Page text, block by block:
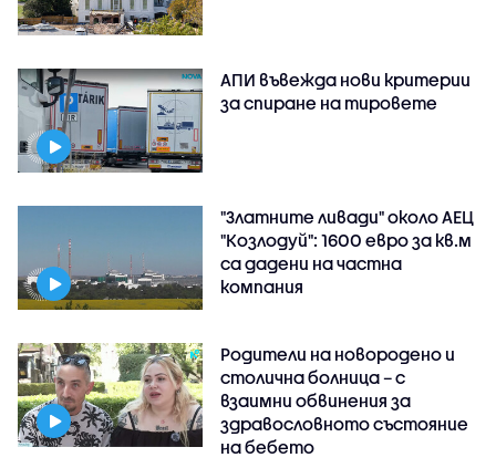
АПИ въвежда нови критерии
за спиране на тировете
"Златните ливади" около АЕЦ
"Козлодуй": 1600 евро за кв.м
са дадени на частна
компания
Родители на новородено и
столична болница – с
взаимни обвинения за
здравословното състояние
на бебето